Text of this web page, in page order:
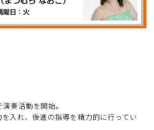
奏活動を開始。
入れ、後進の指導を精力的に行ってい